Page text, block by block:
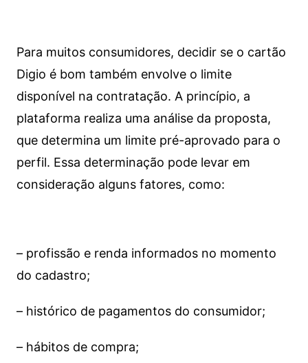
Para muitos consumidores, decidir se o cartão
Digio é bom também envolve o limite
disponível na contratação. A princípio, a
plataforma realiza uma análise da proposta,
que determina um limite pré-aprovado para o
perfil. Essa determinação pode levar em
consideração alguns fatores, como:
– profissão e renda informados no momento
do cadastro;
– histórico de pagamentos do consumidor;
– hábitos de compra;